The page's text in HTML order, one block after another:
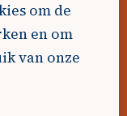
om de
en om
van onze